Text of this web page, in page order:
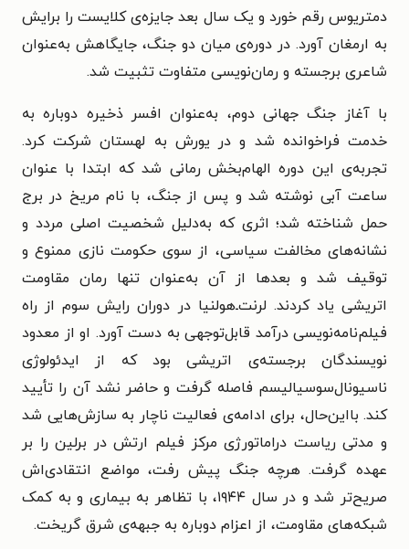
دمتریوس رقم خورد و یک سال بعد جایزه‌ی کلایست را برایش
به ارمغان آورد. در دوره‌ی میان دو جنگ، جایگاهش به‌عنوان
شاعری برجسته و رمان‌نویسی متفاوت تثبیت شد.
با آغاز جنگ جهانی دوم، به‌عنوان افسر ذخیره دوباره به
خدمت فراخوانده شد و در یورش به لهستان شرکت کرد.
تجربه‌ی این دوره الهام‌بخش رمانی شد که ابتدا با عنوان
ساعت آبی نوشته شد و پس از جنگ، با نام مریخ در برج
حمل شناخته شد؛ اثری که به‌دلیل شخصیت اصلی مردد و
نشانه‌های مخالفت سیاسی، از سوی حکومت نازی ممنوع و
توقیف شد و بعدها از آن به‌عنوان تنها رمان مقاومت
اتریشی یاد کردند. لرنت‌ـ‌هولنیا در دوران رایش سوم از راه
فیلم‌نامه‌نویسی درآمد قابل‌توجهی به دست آورد. او از معدود
نویسندگان برجسته‌ی اتریشی بود که از ایدئولوژی
ناسیونال‌سوسیالیسم فاصله گرفت و حاضر نشد آن را تأیید
کند. بااین‌حال، برای ادامه‌ی فعالیت ناچار به سازش‌هایی شد
و مدتی ریاست دراماتورژی مرکز فیلم ارتش در برلین را بر
عهده گرفت. هرچه جنگ پیش رفت، مواضع انتقادی‌اش
صریح‌تر شد و در سال ۱۹۴۴، با تظاهر به بیماری و به کمک
شبکه‌های مقاومت، از اعزام دوباره به جبهه‌ی شرق گریخت.